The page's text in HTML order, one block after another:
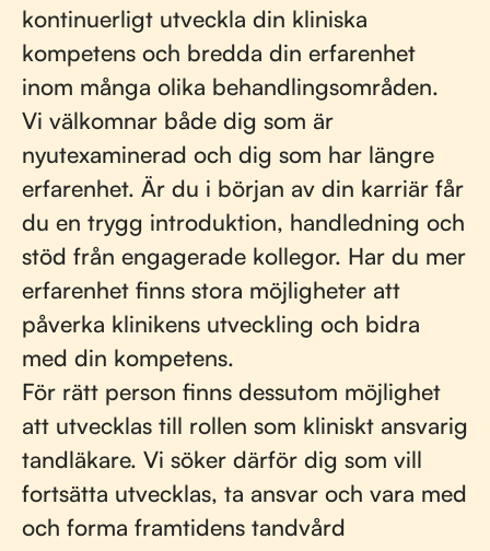
kontinuerligt utveckla din kliniska
kompetens och bredda din erfarenhet
inom många olika behandlingsområden.
Vi välkomnar både dig som är
nyutexaminerad och dig som har längre
erfarenhet. Är du i början av din karriär får
du en trygg introduktion, handledning och
stöd från engagerade kollegor. Har du mer
erfarenhet finns stora möjligheter att
påverka klinikens utveckling och bidra
med din kompetens.
För rätt person finns dessutom möjlighet
att utvecklas till rollen som kliniskt ansvarig
tandläkare. Vi söker därför dig som vill
fortsätta utvecklas, ta ansvar och vara med
och forma framtidens tandvård